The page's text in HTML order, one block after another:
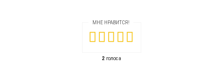
МНЕ НРАВИТСЯ!
2 голоса